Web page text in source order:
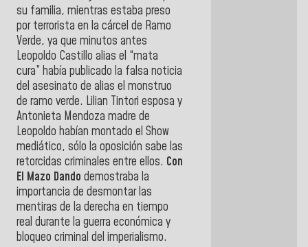
su familia, mientras estaba preso
por terrorista en la cárcel de Ramo
Verde, ya que minutos antes
Leopoldo Castillo alias el “mata
cura” había publicado la falsa noticia
del asesinato de alias el monstruo
de ramo verde. Lilian Tintori esposa y
Antonieta Mendoza madre de
Leopoldo habían montado el Show
mediático, sólo la oposición sabe las
retorcidas criminales entre ellos. Con
El Mazo Dando demostraba la
importancia de desmontar las
mentiras de la derecha en tiempo
real durante la guerra económica y
bloqueo criminal del imperialismo.